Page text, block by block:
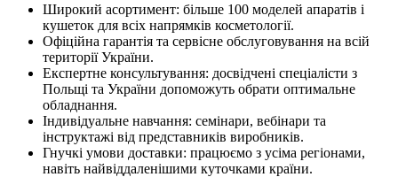
Широкий асортимент: більше 100 моделей апаратів і
кушеток для всіх напрямків косметології.
Офіційна гарантія та сервісне обслуговування на всій
території України.
Експертне консультування: досвідчені спеціалісти з
Польщі та України допоможуть обрати оптимальне
обладнання.
Індивідуальне навчання: семінари, вебінари та
інструктажі від представників виробників.
Гнучкі умови доставки: працюємо з усіма регіонами,
навіть найвіддаленішими куточками країни.